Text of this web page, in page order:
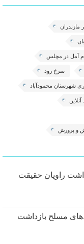
مازندران
آمل در مچلس
سرخ رود
شهرستان محمودآباد
و پرورش
راویان حقیقت
و ۴ عضو باند‌های مسلح بازداشت